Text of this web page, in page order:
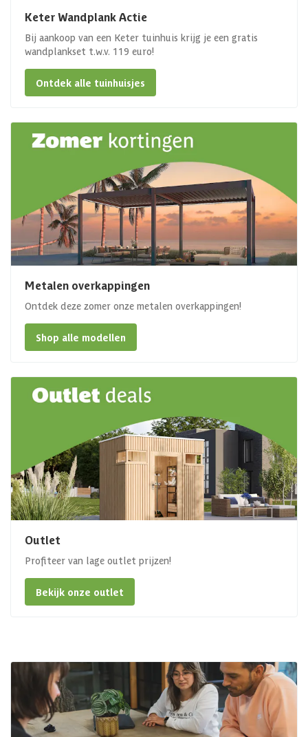
Keter Wandplank Actie
Bij aankoop van een Keter tuinhuis krijg je een gratis
wandplankset t.w.v. 119 euro!
Ontdek alle tuinhuisjes
Metalen overkappingen
Ontdek deze zomer onze metalen overkappingen!
Shop alle modellen
Outlet
Profiteer van lage outlet prijzen!
Bekijk onze outlet